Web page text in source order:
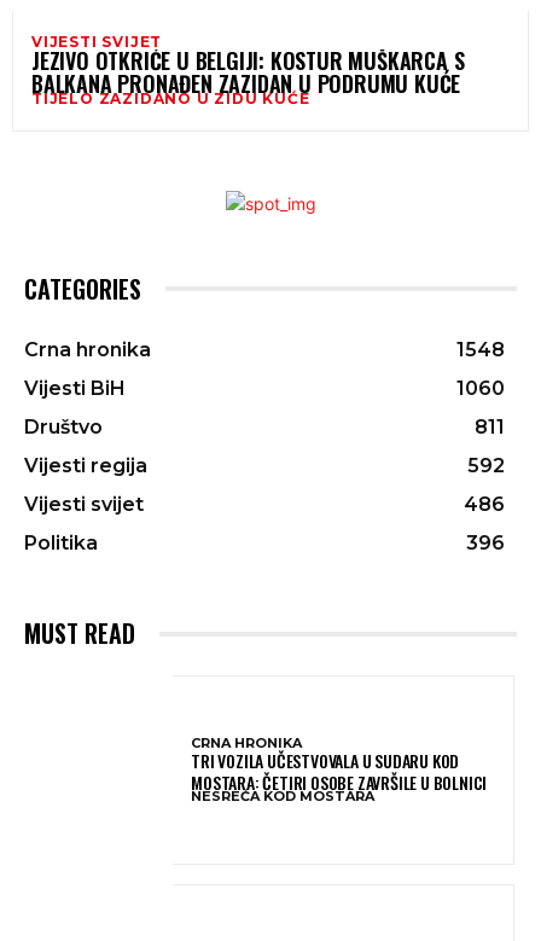
VIJESTI SVIJET
JEZIVO OTKRIĆE U BELGIJI: KOSTUR MUŠKARCA S
BALKANA PRONAĐEN ZAZIDAN U PODRUMU KUĆE
TIJELO ZAZIDANO U ZIDU KUĆE
CATEGORIES
Crna hronika
1548
Vijesti BiH
1060
Društvo
811
Vijesti regija
592
Vijesti svijet
486
Politika
396
MUST READ
CRNA HRONIKA
TRI VOZILA UČESTVOVALA U SUDARU KOD
MOSTARA: ČETIRI OSOBE ZAVRŠILE U BOLNICI
NESREĆA KOD MOSTARA